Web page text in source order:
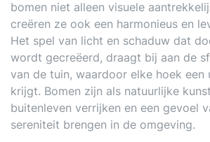
bomen niet alleen visuele
creëren ze ook een harmonieus en
Het spel van licht en schaduw dat
wordt gecreëerd, draagt bij aan de
van de tuin, waardoor elke hoek een
krijgt. Bomen zijn als natuurlijke
buitenleven verrijken en een gevoel
sereniteit brengen in de omgeving.